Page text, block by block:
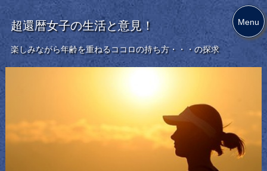
超還暦女子の生活と意見！
楽しみながら年齢を重ねるココロの持ち方・・・の探求
Menu